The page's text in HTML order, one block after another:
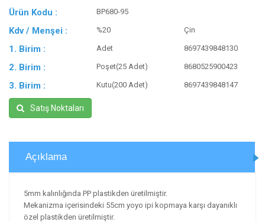
Ürün Kodu : BP680-95
Kdv / Menşei : %20 Çin
1. Birim : Adet 8697439848130
2. Birim : Poşet(25 Adet) 8680525900423
3. Birim : Kutu(200 Adet) 8697439848147
Satış Noktaları
Açıklama
5mm kalınlığında PP plastikden üretilmiştir.
Mekanizma içerisindeki 55cm yoyo ipi kopmaya karşı dayanıklı
özel plastikden üretilmiştir.